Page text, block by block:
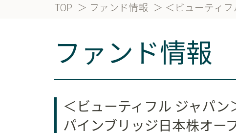
TOP ファンド情報 ＜ビューティ
ファンド情報
＜ビューティフル ジャパン
パインブリッジ日本株オー